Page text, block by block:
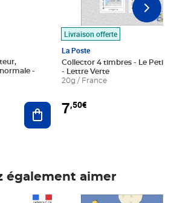
Ajouter au panier
Livraison offerte
La Poste
Collector 4 timbres - Le Petit
- Lettre Verte
20g / France
7,50€
également aimer
Prix 7,50€